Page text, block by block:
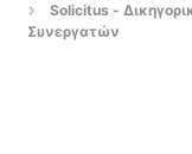
Solicitus -
Συνεργατών